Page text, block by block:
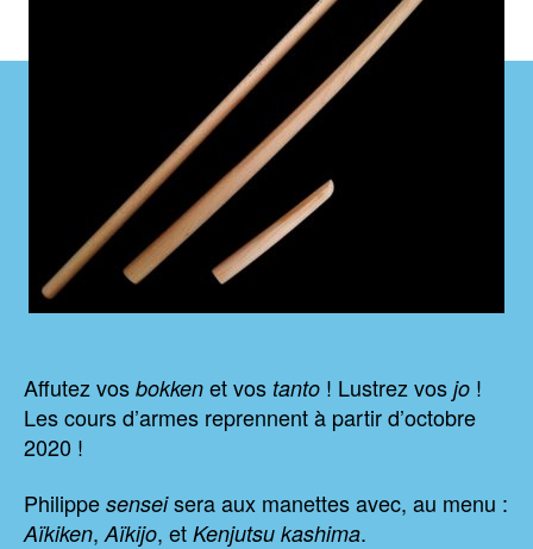
Affutez vos bokken et vos tanto ! Lustrez vos jo !
Les cours d’armes reprennent à partir d’octobre
2020 !
Philippe senseisera aux manettes avec, au menu :
Aïkiken, Aïkijo, et Kenjutsu kashima.